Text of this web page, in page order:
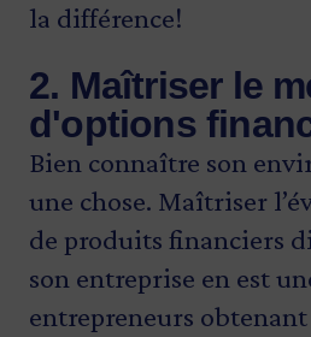
la différence!
2. Maîtriser le
d'options
Bien connaître son
une chose. Maîtriser
de produits financiers
son entreprise en est
entrepreneurs obtenant